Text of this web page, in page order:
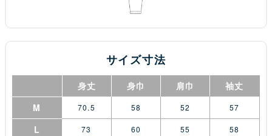
サイズ寸法
身丈 身巾 肩巾
袖丈
M
70.5 58 52 57
L 73 60 55 58